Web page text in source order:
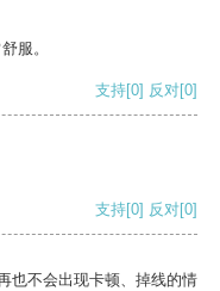
服。
支持[0] 反对[0]
支持[0] 反对[0]
也不会出现卡顿、掉线的情